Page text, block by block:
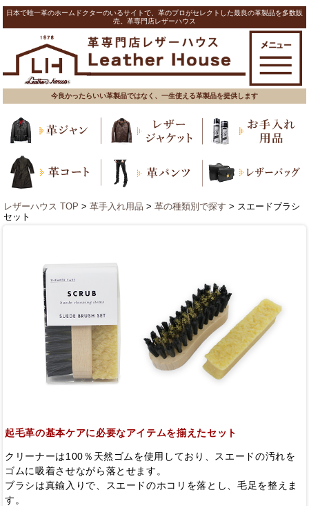
日本で唯一革のホームドクターのいるサイトで、革のプロがセレクトした最良の革製品を多数販
売。革専門店レザーハウス
今良かったらいい革製品ではなく、一生使える革製品を提供します
レザーハウス TOP > 革手入れ用品 > 革の種類別で探す > スエードブラシ
セット
起毛革の基本ケアに必要なアイテムを揃えたセット
クリーナーは100％天然ゴムを使用しており、スエードの汚れを
ゴムに吸着させながら落とせます。
ブラシは真鍮入りで、スエードのホコリを落とし、毛足を整えま
す。